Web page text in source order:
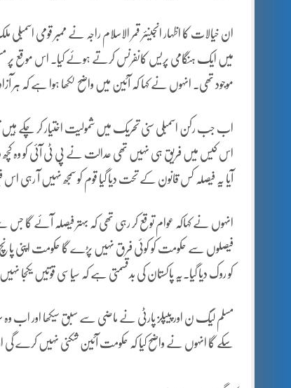
ان خیالات کا اظہار انجینئر قمر الاسلام راجہ نے ممبر قومی
میں ایک ہنگامی پریس کانفرنس کرتے ہوئے کیا۔ اس موقع پر
موجود تھی۔ انہوں نے کہا کہ آئین میں واضح لکھا ہوا ہے کہ ہر
اب جب رکن اسمبلی سنی تحریک میں شمولیت اختیار کر چکے ہیں
اس کیس میں فریق ہی نہیں تھی عدالت نے پی ٹی آئی کو وہ کچھ
آیا یہ فیصلہ کس قانون کے تحت دیا گیا قوم کو سمجھ نہیں آ رہی
انہوں نے کہاکہ عوام توقع کر رہی تھی کہ بہتر فیصلہ آئے گا جس
کو روک دیا گیا۔یہ پاکستان کی بدقسمتی ہے کہ سیاسی قوتیں یکجا
مسلم لیگ ن اور پیپلز پارٹی نے ماضی سے سبق سیکھا اور اب
سکے گا انہوں نے واضح کیا کہ حکومت آئین شکنی نہیں کرے گی